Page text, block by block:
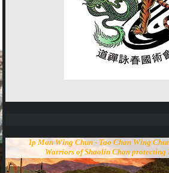
Ip Man Wing Chun - Tao Chan Wing
Warriors of Shaolin Chan protecting